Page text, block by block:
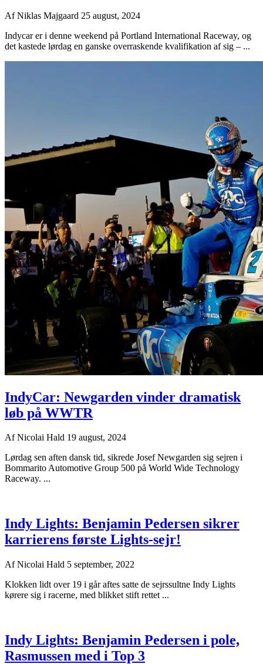
AfNiklas Majgaard 25 august, 2024
Indycar er i denne weekend på Portland International Raceway, og
det kastede lørdag en ganske overraskende kvalifikation af sig – ...
IndyCar: Newgarden vinder dramatisk
løb på WWTR
AfNicolai Hald 19 august, 2024
Lørdag sen aften dansk tid, sikrede Josef Newgarden sig sejren i
Bommarito Automotive Group 500 på World Wide Technology
Raceway. ...
Indy Lights: Benjamin Pedersen sikrer
karrierens første Lights-sejr!
AfNicolai Hald 5 september, 2022
Klokken lidt over 19 i går aftes satte de sejrssultne Indy Lights
kørere sig i racerne, med blikket stift rettet ...
Indy Lights: Benjamin Pedersen i pole,
Rasmussen med i Top 3